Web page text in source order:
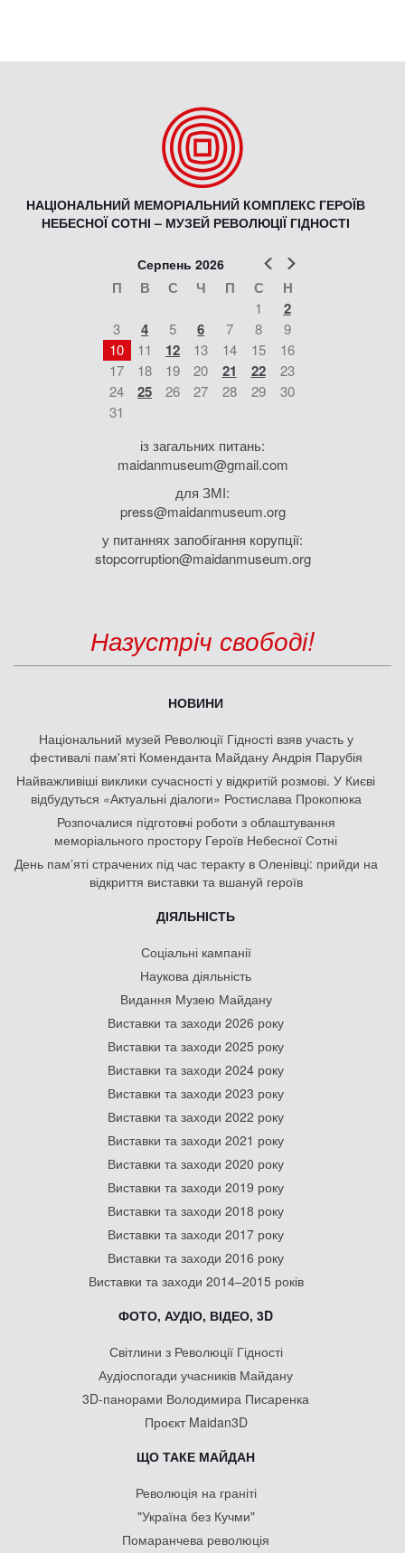
НАЦІОНАЛЬНИЙ МЕМОРІАЛЬНИЙ КОМПЛЕКС ГЕРОЇВ
НЕБЕСНОЇ СОТНІ – МУЗЕЙ РЕВОЛЮЦІЇ ГІДНОСТІ
Попер
Серпень 2026
П В С Ч П С Н
1 2
3 4 5 6 7 8
9
10
11 12 13 14 15
16
17
18 19 20 21 22
23
24
25 26 27 28 29
30
31
із загальних питань:
maidanmuseum@gmail.com
для ЗМІ:
press@maidanmuseum.org
у питаннях запобігання корупції:
stopcorruption@maidanmuseum.org
Назустріч свободі!
НОВИНИ
Національний музей Революції Гідності взяв участь у
фестивалі пам'яті Коменданта Майдану Андрія Парубія
Найважливіші виклики сучасності у відкритій розмові. У Києві
відбудуться «Актуальні діалоги» Ростислава Прокопюка
Розпочалися підготовчі роботи з облаштування
меморіального простору Героїв Небесної Сотні
День памʼяті страчених під час теракту в Оленівці: прийди на
відкриття виставки та вшануй героїв
ДІЯЛЬНІСТЬ
Соціальні кампанії
Наукова діяльність
Видання Музею Майдану
Виставки та заходи 2026 року
Виставки та заходи 2025 року
Виставки та заходи 2024 року
Виставки та заходи 2023 року
Виставки та заходи 2022 року
Виставки та заходи 2021 року
Виставки та заходи 2020 року
Виставки та заходи 2019 року
Виставки та заходи 2018 року
Виставки та заходи 2017 року
Виставки та заходи 2016 року
Виставки та заходи 2014–2015 років
ФОТО, АУДІО, ВІДЕО, 3D
Світлини з Революції Гідності
Аудіоспогади учасників Майдану
3D-панорами Володимира Писаренка
Проєкт Maidan3D
ЩО ТАКЕ МАЙДАН
Революція на граніті
"Україна без Кучми"
Помаранчева революція